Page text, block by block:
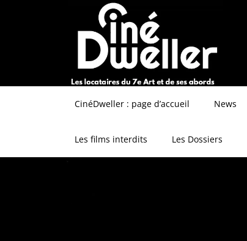
CinéDweller : page d’accueil News
Les films interdits Les Dossiers